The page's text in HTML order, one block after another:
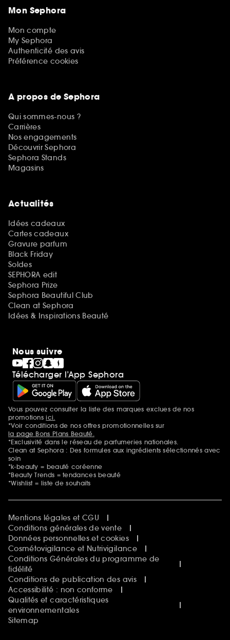
Mon Sephora
Mon compte
My Sephora
Authenticité des avis
Préférence cookies
A propos de Sephora
Qui sommes-nous ?
Carrières
Nos engagements
Découvrir Sephora
Sephora Stands
Magasins
Actualités
Idées cadeaux
Cartes cadeaux
Gravure parfum
Black Friday
Soldes
SEPHORA edit
Sephora Prize
Sephora Beautiful Club
Clean at Sephora
Idées & Inspirations Beauté
Nous suivre
Télécharger l’App Sephora
Mentions additionnelles
Vous pouvez consulter la liste des marques exclues de nos
promotionsici.
*Voir conditions de nos offres promotionnelles sur
la page Bons Plans Beauté.
*Exclusivité dans le réseau de parfumeries nationales.
Clean at Sephora : Des formules aux ingrédients sélectionnés avec
soin
*k-beauty = beauté coréenne
*Beauty Trends = tendances beauté
*Wishlist = liste de souhaits
Mentions légales et CGU
Conditions générales de vente
Données personnelles et cookies
Cosmétovigilance et Nutrivigilance
Conditions Générales du programme de
fidélité
Conditions de publication des avis
Accessibilité : non conforme
Qualités et caractéristiques
environnementales
Sitemap